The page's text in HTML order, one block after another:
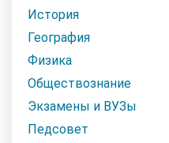
История
География
Физика
Обществознание
Экзамены и ВУЗы
Педсовет